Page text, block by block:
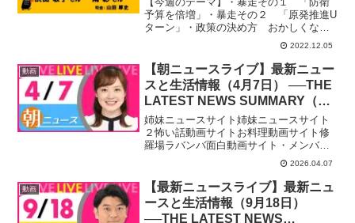
予算を倍増」・暴走その２ 「原発推進U
ターン」・政策の決め方 おかしくな
い？・杉田水脈が象徴する「国会の権
威」【出演】 佐藤 千矢子さん （毎日新
聞 論説委員） 白井 聡さん （政治学
者、京都精華大学准教...
2022.12.05
動画
【朝ニュースライブ】最新ニュー
スと生活情報（4月7日） ──THE
LATEST NEWS SUMMARY（日
テレNEWS LIVE）
姉妹ニュースサイト姉妹ニュースサイト
２怖い話動画サイトお料理動画サイト修
羅場ラバンバ面白動画サイト・メンバー
シップ「日テレNEWSクラブ」始まりま
した月額290円で所属歴に応じ色が変化し
ステータスアップしていくバッジ特典
や、ライブ配信のチャ...
2026.04.07
動画
【最新ニュースライブ】最新ニュ
ースと生活情報（9月18日）
──THE LATEST NEWS